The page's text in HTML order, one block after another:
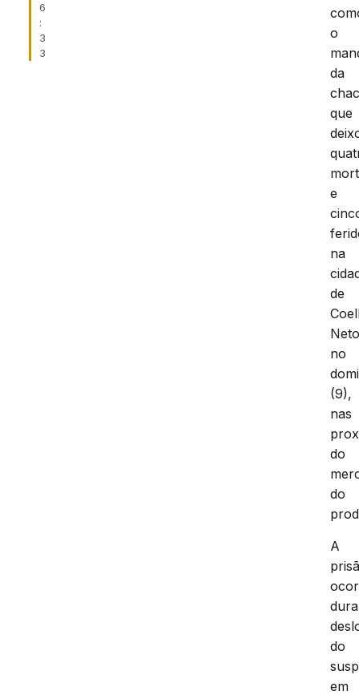
6
:
3
3
o
da
que
e
na
de
no
(9),
nas
do
do
A
do
em